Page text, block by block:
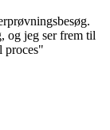
og jeg ser frem til
proces"